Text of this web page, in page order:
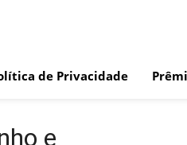
de Privacidade
e